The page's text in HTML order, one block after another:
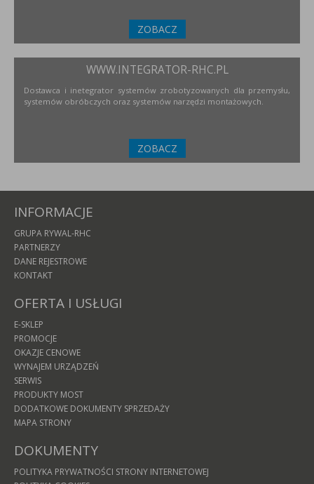
ZOBACZ
WWW.INTEGRATOR-RHC.PL
Dostawca i inetegrator systemów zrobotyzowanych dla przemysłu,
systemów obróbczych oraz systemów narzędzi montażowych.
ZOBACZ
INFORMACJE
GRUPA RYWAL-RHC
PARTNERZY
DANE REJESTROWE
KONTAKT
OFERTA I USŁUGI
E-SKLEP
PROMOCJE
OKAZJE CENOWE
WYNAJEM URZĄDZEŃ
SERWIS
PRODUKTY MOST
DODATKOWE DOKUMENTY SPRZEDAŻY
MAPA STRONY
DOKUMENTY
POLITYKA PRYWATNOŚCI STRONY INTERNETOWEJ